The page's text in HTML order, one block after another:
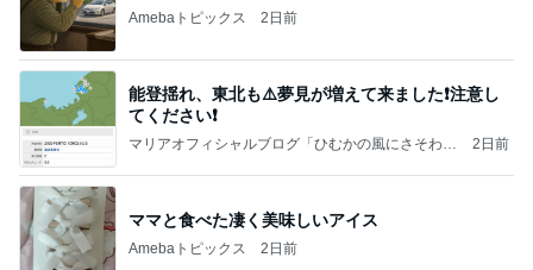
Amebaトピックス 2日前
能登揺れ、東北も⚠️夢見が増えて来ました❗️注意し
てください❗️
マリアオフィシャルブログ「ひむかの風にさそわれ
2日前
ママと食べた凄く美味しいアイス
Amebaトピックス 2日前